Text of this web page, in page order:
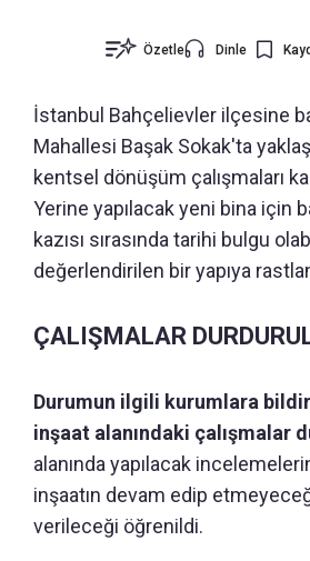
Özetle Dinle
İstanbul Bahçelievler ilçesine
Mahallesi Başak Sokak'ta
kentsel dönüşüm çalışmaları
Yerine yapılacak yeni bina için
kazısı sırasında tarihi bulgu
değerlendirilen bir yapıya
ÇALIŞMALAR
Durumun ilgili kurumlara
inşaat alanındaki çalışmalar
alanında yapılacak
inşaatın devam edip
verileceği öğrenildi.